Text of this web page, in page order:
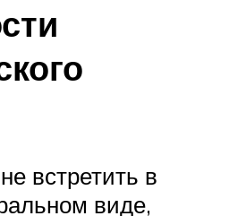
встретить в
виде,